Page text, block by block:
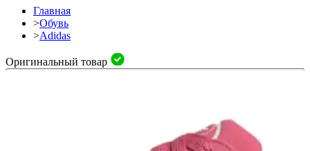
Главная
>Обувь
>Adidas
Оригинальный товар